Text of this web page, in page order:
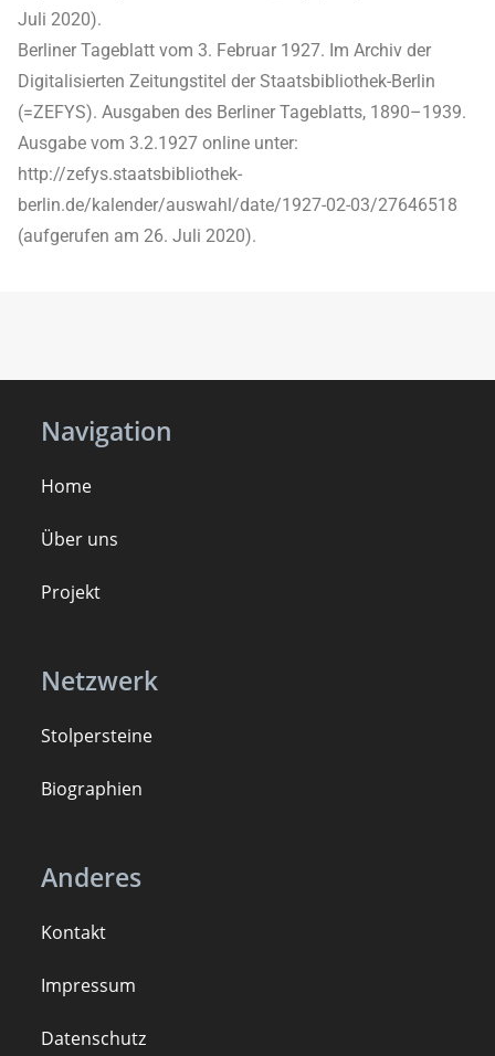
Juli 2020).
Berliner Tageblatt vom 3. Februar 1927. Im Archiv der
Digitalisierten Zeitungstitel der Staatsbibliothek-Berlin
(=ZEFYS). Ausgaben des Berliner Tageblatts, 1890–1939.
Ausgabe vom 3.2.1927 online unter:
http://zefys.staatsbibliothek-
berlin.de/kalender/auswahl/date/1927-02-03/27646518
(aufgerufen am 26. Juli 2020).
Navigation
Home
Über uns
Projekt
Netzwerk
Stolpersteine
Biographien
Anderes
Kontakt
Impressum
Datenschutz